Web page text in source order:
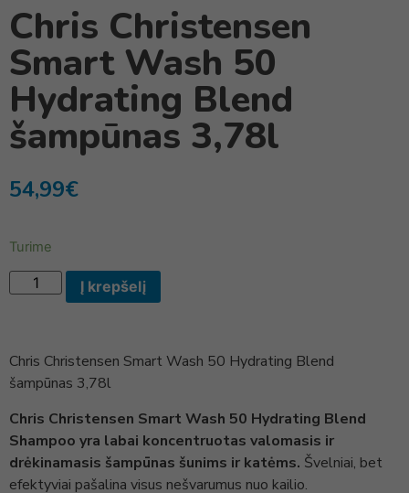
Chris Christensen
Smart Wash 50
Hydrating Blend
šampūnas 3,78l
54,99€
Turime
Į krepšelį
Chris Christensen Smart Wash 50 Hydrating Blend
šampūnas 3,78l
Chris Christensen Smart Wash 50 Hydrating Blend
Shampoo yra labai koncentruotas valomasis ir
drėkinamasis šampūnas šunims ir katėms. Švelniai, bet
efektyviai pašalina visus nešvarumus nuo kailio.